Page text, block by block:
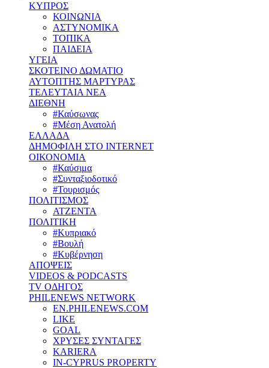
ΚΥΠΡΟΣ
ΚΟΙΝΩΝΙΑ
ΑΣΤΥΝΟΜΙΚΑ
ΤΟΠΙΚΑ
ΠΑΙΔΕΙΑ
ΥΓΕΙΑ
ΣΚΟΤΕΙΝΟ ΔΩΜΑΤΙΟ
ΑΥΤΟΠΤΗΣ ΜΑΡΤΥΡΑΣ
ΤΕΛΕΥΤΑΙΑ ΝΕΑ
ΔΙΕΘΝΗ
#Καύσωνας
#Μέση Ανατολή
ΕΛΛΑΔΑ
ΔΗΜΟΦΙΛΗ ΣΤΟ INTERNET
ΟΙΚΟΝΟΜΙΑ
#Καύσιμα
#Συνταξιοδοτικό
#Τουρισμός
ΠΟΛΙΤΙΣΜΟΣ
ΑΤΖΕΝΤΑ
ΠΟΛΙΤΙΚΗ
#Κυπριακό
#Βουλή
#Κυβέρνηση
ΑΠΟΨΕΙΣ
VIDEOS & PODCASTS
TV ΟΔΗΓΟΣ
PHILENEWS NETWORK
EN.PHILENEWS.COM
LIKE
GOAL
ΧΡΥΣΕΣ ΣΥΝΤΑΓΕΣ
KARIERA
IN-CYPRUS PROPERTY